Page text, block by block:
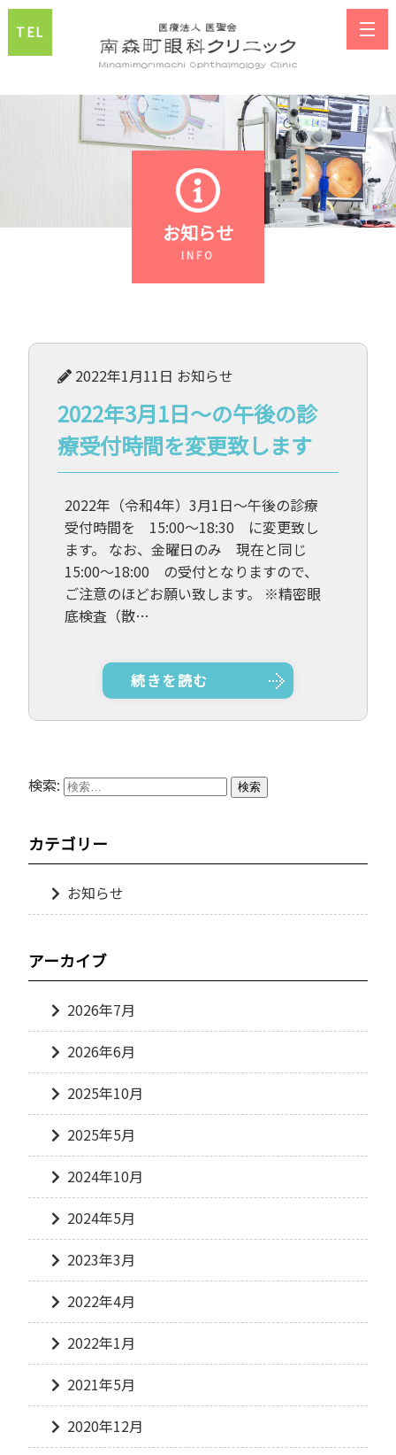
TEL
お知らせ
2022年1月11日 お知らせ
2022年3月1日～の午後の診
療受付時間を変更致します
2022年（令和4年）3月1日～午後の診療
受付時間を 15:00～18:30 に変更致し
ます。 なお、金曜日のみ 現在と同じ
15:00～18:00 の受付となりますので、
ご注意のほどお願い致します。 ※精密眼
底検査（散…
続きを読む
検索:
カテゴリー
お知らせ
アーカイブ
2026年7月
2026年6月
2025年10月
2025年5月
2024年10月
2024年5月
2023年3月
2022年4月
2022年1月
2021年5月
2020年12月